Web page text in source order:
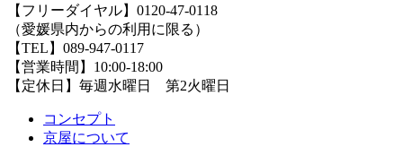
【フリーダイヤル】0120-47-0118
（愛媛県内からの利用に限る）
【TEL】089-947-0117
【営業時間】10:00-18:00
【定休日】毎週水曜日 第2火曜日
コンセプト
京屋について